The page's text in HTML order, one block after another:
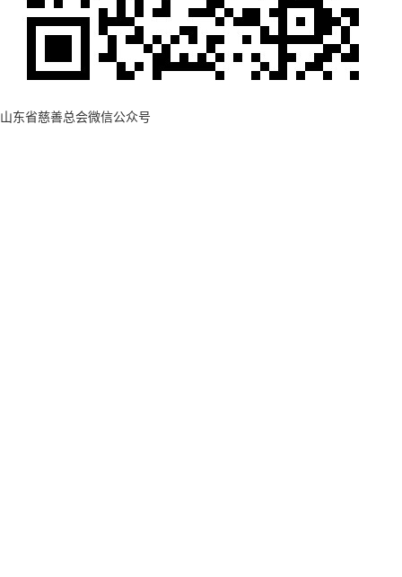
山东省慈善总会微信公众号